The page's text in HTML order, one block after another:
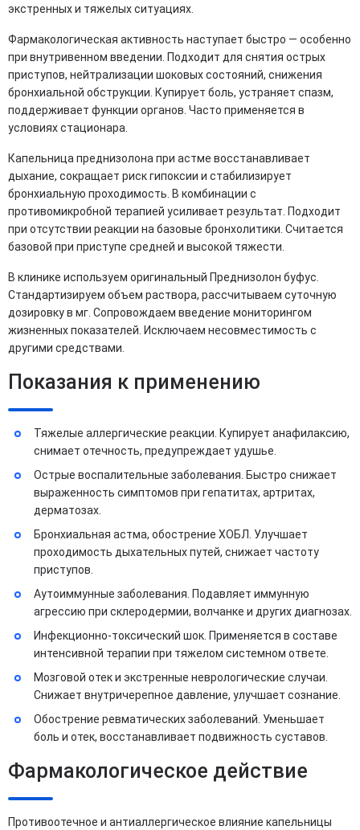
экстренных и тяжелых ситуациях.
Фармакологическая активность наступает быстро — особенно
при внутривенном введении. Подходит для снятия острых
приступов, нейтрализации шоковых состояний, снижения
бронхиальной обструкции. Купирует боль, устраняет спазм,
поддерживает функции органов. Часто применяется в
условиях стационара.
Капельница преднизолона при астме восстанавливает
дыхание, сокращает риск гипоксии и стабилизирует
бронхиальную проходимость. В комбинации с
противомикробной терапией усиливает результат. Подходит
при отсутствии реакции на базовые бронхолитики. Считается
базовой при приступе средней и высокой тяжести.
В клинике используем оригинальный Преднизолон буфус.
Стандартизируем объем раствора, рассчитываем суточную
дозировку в мг. Сопровождаем введение мониторингом
жизненных показателей. Исключаем несовместимость с
другими средствами.
Показания к применению
Тяжелые аллергические реакции. Купирует анафилаксию,
снимает отечность, предупреждает удушье.
Острые воспалительные заболевания. Быстро снижает
выраженность симптомов при гепатитах, артритах,
дерматозах.
Бронхиальная астма, обострение ХОБЛ. Улучшает
проходимость дыхательных путей, снижает частоту
приступов.
Аутоиммунные заболевания. Подавляет иммунную
агрессию при склеродермии, волчанке и других диагнозах.
Инфекционно-токсический шок. Применяется в составе
интенсивной терапии при тяжелом системном ответе.
Мозговой отек и экстренные неврологические случаи.
Снижает внутричерепное давление, улучшает сознание.
Обострение ревматических заболеваний. Уменьшает
боль и отек, восстанавливает подвижность суставов.
Фармакологическое действие
Противоотечное и антиаллергическое влияние капельницы